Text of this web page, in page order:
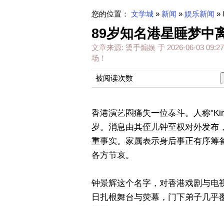
您的位置： 文学城 » 新闻 » 娱乐新闻 »
89岁知名港星睡梦中
文章来源: 烫手煽娱 于 2026-06-03
场！
被阅读次数
香港演艺圈痛失一位泰斗。人称
岁。消息由其侄儿钟至权对外发布
重事实。家属表示身后事正有序筹
各方节哀。
钟景辉这个名字，对香港戏剧与电
日扎根舞台与荧幕，门下弟子几